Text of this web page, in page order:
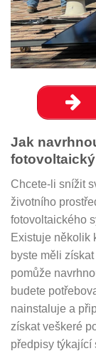
Jak
Chcete-li snížit
životního
fotovoltaického
Existuje několik
byste měli
pomůže
budete
nainstaluje a
získat veškeré
předpisy týkající